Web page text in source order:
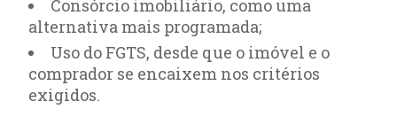
Consórcio imobiliário, como uma
alternativa mais programada;
Uso do FGTS, desde que o imóvel e o
comprador se encaixem nos critérios
exigidos.